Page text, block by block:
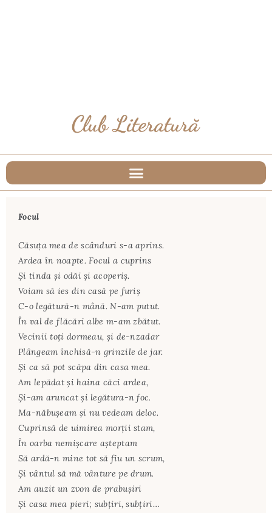
Focul
Căsuța mea de scânduri s-a aprins.
Ardea în noapte. Focul a cuprins
Și tinda și odăi și acoperiș.
Voiam să ies din casă pe furiș
C-o legătură-n mână. N-am putut.
În val de flăcări albe m-am zbătut.
Vecinii toți dormeau, și de-nzadar
Plângeam închisă-n grinzile de jar.
Și ca să pot scăpa din casa mea.
Am lepădat și haina căci ardea,
Și-am aruncat și legătura-n foc.
Ma-năbușeam și nu vedeam deloc.
Cuprinsă de uimirea morții stam,
În oarba nemișcare așteptam
Să ardă-n mine tot să fiu un scrum,
Și vântul să mă vânture pe drum.
Am auzit un zvon de prabușiri
Și casa mea pieri; subțiri, subțiri…